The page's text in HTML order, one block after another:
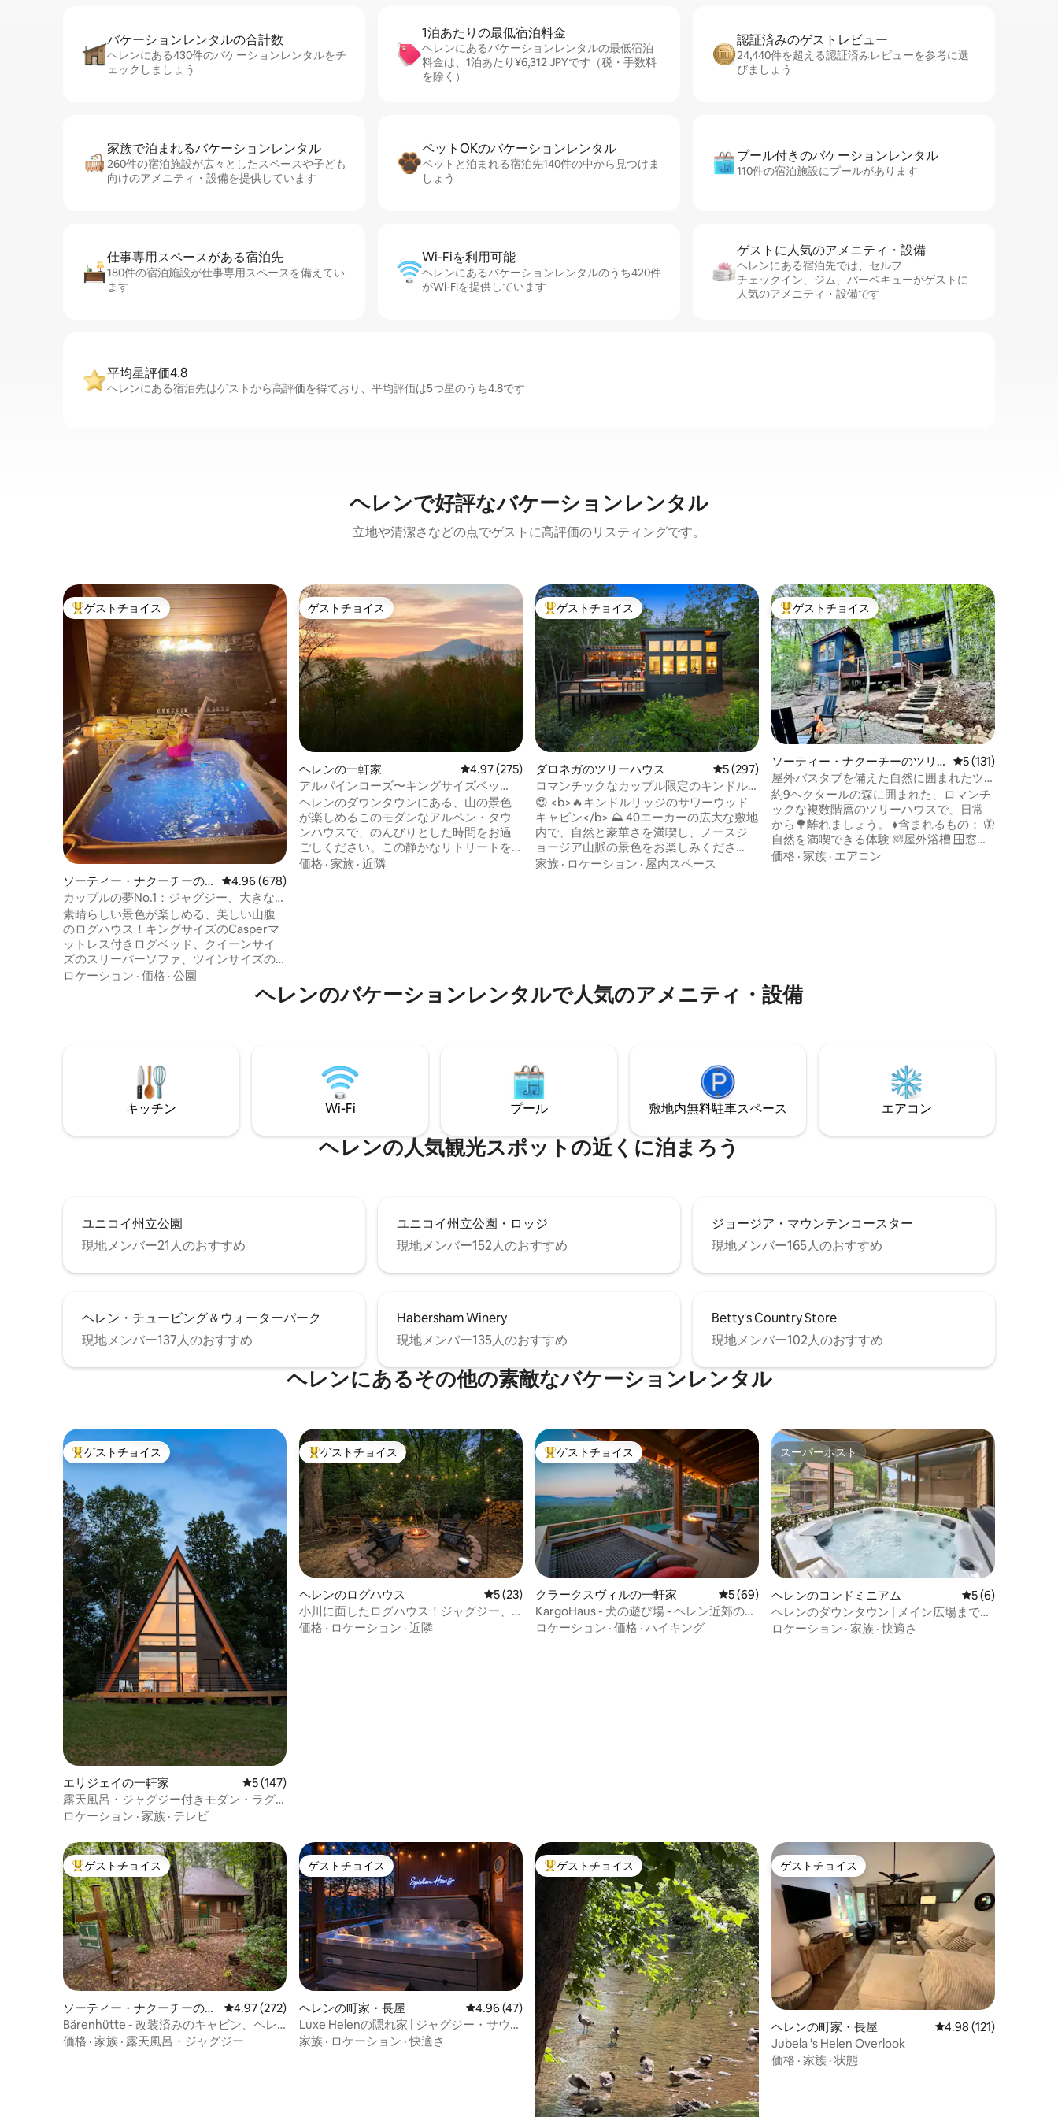
バケーションレ⁠ン⁠タ⁠ル⁠の合⁠計⁠数
ヘレンにある430件のバケーションレンタルをチ
ェックしましょう
1泊あたりの最⁠低⁠宿⁠泊⁠料⁠金
ヘレンにあるバケーションレンタルの最低宿泊
料金は、1泊あたり¥6,312 JPYです（税・手数料
を除く）
認証済みのゲ⁠ス⁠ト⁠レ⁠ビ⁠ュ⁠ー
24,440件を超える認証済みレビューを参考に選
びましょう
家族で泊まれるバ⁠ケ⁠ー⁠シ⁠ョ⁠ンレ⁠ン⁠タ⁠ル
260件の宿泊施設が広々としたスペースや子ども
向けのアメニティ・設備を提供しています
ペットOKのバ⁠ケ⁠ー⁠シ⁠ョ⁠ンレ⁠ン⁠タ⁠ル
ペットと泊まれる宿泊先140件の中から見つけま
しょう
プール付きのバ⁠ケ⁠ー⁠シ⁠ョ⁠ンレ⁠ン⁠タ⁠ル
110件の宿泊施設にプールがあります
仕事専用ス⁠ペ⁠ー⁠スがあ⁠る宿⁠泊⁠先
180件の宿泊施設が仕事専用スペースを備えてい
ます
Wi-Fiを利⁠用⁠可⁠能
ヘレンにあるバケーションレンタルのうち420件
がWi-Fiを提供しています
ゲストに人⁠気⁠のア⁠メ⁠ニ⁠テ⁠ィ・設⁠備
ヘレンにある宿泊先では、セ⁠ル⁠フ
チ⁠ェ⁠ッ⁠ク⁠イ⁠ン、ジム、バーベキューがゲストに
人気のアメニティ・設備です
平均星評価4.8
ヘレンにある宿泊先はゲストから高評価を得ており、平均評価は5つ星のうち4.8です
ヘレンで好評なバケーションレンタル
立地や清潔さなどの点でゲストに高評価のリスティングです。
大好評のゲストチョイスです。
ゲストチョイス
ソーティー・ナクーチーの
ログハウス
レビュー678件、5つ星中4.96つ星の平均評価
4.96 (678)
カップルの夢No.1：ジャグジー、大きなジ
ャグジー、眺望、キングサイズベッド
素晴らしい景色が楽しめる、美しい山腹
のログハウス！キングサイズのCasperマ
ットレス付きログベッド、クイーンサイ
ズのスリーパーソファ、ツインサイズの
引き出し式ベッド付きツインサイズのデ
イベッドが備わっています。巨大なジャ
グジーは、まるで高級スパのような雰囲
造りの鏡を備えた、2人以上用の巨大ジャ
グジー。薪を燃やす暖炉と設備の整った
キッチンで、まるで自宅のように感じら
れます。最高の隠れ家的雰囲気、ロマン
い！！！犬の料金は1匹につき50ドルで
ロケーション · 価格 · 公園
ゲストチョイス
ゲストチョイス
ヘレンの一軒家 レビュー275件、5つ星中4.97つ星の平均評価
4.97 (275)
アルパインローズ〜キングサイズベッ
ド〜ジャグジー〜素晴らしい眺め！
ヘレンのダウンタウンにある、山の景色
が楽しめるこのモダンなアルペン・タウ
ンハウスで、のんびりとした時間をお過
ごしください。この静かなリトリートを
囲む3つのデッキのいずれかにあるプライ
多くあるワイナリーや醸造所のいずれ
価格 · 家族 · 近隣
大好評のゲストチョイスです。
ゲストチョイス
ダロネガのツリーハウス レビュー297件、5つ星中5つ星の平均評価
5 (297)
ロマンチックなカップル限定のキンドル
リッジのマウンテンビュー
😍 <b>🔥キンドルリッジのサワーウッド
キャビン</b> ⛰️ 40エーカーの広大な敷地
内で、自然と豪華さを満喫し、ノースジ
ョージア山脈の景色をお楽しみくださ
い。 • 山の眺望 • バスタブ • 屋外シャワー
家族 · ロケーション · 屋内スペース
大好評のゲストチョイスです。
ゲストチョイス
ソーティー・ナクーチーのツリ
ーハウス
レビュー131件、5
5 (131)
屋外バスタブを備えた自然に囲まれたツ
リートップテラス
約9ヘクタールの森に囲まれた、ロマンチ
ックな複数階層のツリーハウスで、日常
から🌳離れましょう。 ♦️含まれるもの： 🦋
自然を満喫できる体験 🛀屋外浴槽 🪟窓が
壁一面に ムービーナイト用🎥プロジェク
ん。
価格 · 家族 · エアコン
ヘレンのバケーションレンタルで人気のアメニティ・設備
キッチン Wi-Fi プール 敷地内無料駐⁠車ス⁠ペ⁠ー⁠ス エアコン
ヘレンの人気観光スポットの近くに泊まろう
ユニコイ州立公園
現地メンバー21人のおすすめ
ユニコイ州立公園・ロッジ
現地メンバー152人のおすすめ
ジョージア・マウンテンコースター
現地メンバー165人のおすすめ
ヘレン・チュービング＆ウォーターパーク
現地メンバー137人のおすすめ
Habersham Winery
現地メンバー135人のおすすめ
Betty's Country Store
現地メンバー102人のおすすめ
ヘレンにあるその他の素敵なバケーションレンタル
大好評のゲストチョイスです。
ゲストチョイス
エリジェイの一軒家 レビュー147件、5つ星中5つ星の平均評価
5 (147)
露天風呂・ジャグジー付きモダン・ラグ
ジュアリー三角屋根
ロケーション · 家族 · テレビ
大好評のゲストチョイスです。
ゲストチョイス
ヘレンのログハウス レビュー23件、5つ星中5つ星の平均評価
5 (23)
小川に面したログハウス！ジャグジー、
焚き火台、ペットOK
価格 · ロケーション · 近隣
大好評のゲストチョイスです。
ゲストチョイス
クラークスヴィルの一軒家 レビュー69件、5つ星中5つ星の平均評価
5 (69)
KargoHaus - 犬の遊び場 - ヘレン近郊のユ
ニークな宿泊先
ロケーション · 価格 · ハイキング
スーパーホスト
スーパーホスト
ヘレンのコンドミニアム レビュー6件、5
5 (6)
ヘレンのダウンタウン | メイン広場まで数
歩
ロケーション · 家族 ·快適さ
大好評のゲストチョイスです。
ゲストチョイス
ソーティー・ナクーチーのロ
グハウス
レビュー272件、5つ星中4.97つ星の平均評価
4.97 (272)
Bärenhütte - 改装済みのキャビン、ヘレ
ンまで8分
価格 · 家族 · 露天風呂・ジャグジー
ゲストチョイス
ゲストチョイス
ヘレンの町家・長屋 レビュー47件、5つ星中4.96つ星の平均評価
4.96 (47)
Luxe Helenの隠れ家 | ジャグジー・サウ
ナ・12名様まで宿泊可能
家族 · ロケーション ·快適さ
大好評のゲストチョイスです。
ゲストチョイス ゲストチョイス
ゲストチョイス
ヘレンの町家・長屋 レビュー121件、5つ
4.98 (121)
Jubela 's Helen Overlook
価格 · 家族 · 状態